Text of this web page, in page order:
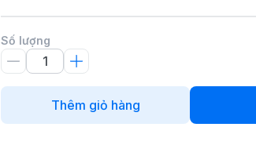
Số lượng
Thêm giỏ hàng